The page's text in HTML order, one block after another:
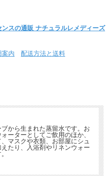
スの通販 ナチュラルレメディーズ
案内 配送方法と送料
から生まれた蒸留水です。お
ーターとしてご飲用のほか、
マスクや衣類、お部屋にシュ
たり、入浴剤やリネンウォー